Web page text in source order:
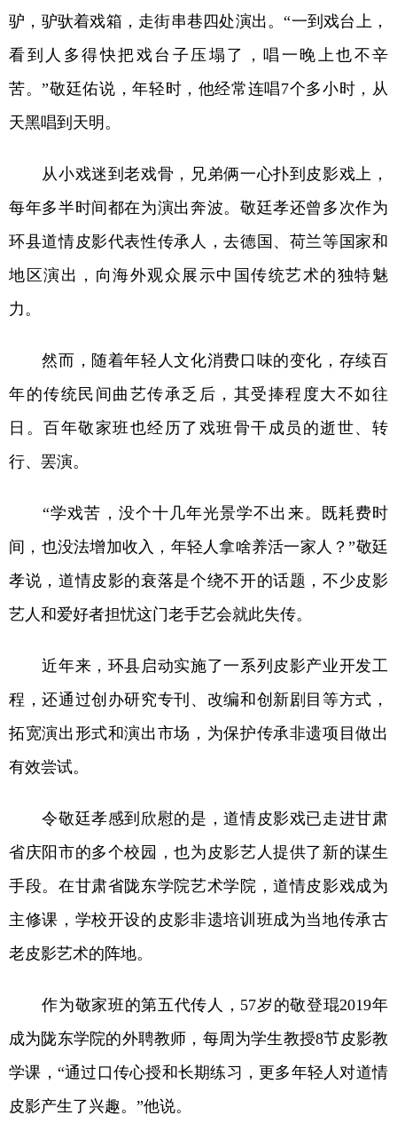
驴，驴驮着戏箱，走街串巷四处演出。“一到戏台上，
看到人多得快把戏台子压塌了，唱一晚上也不辛
苦。”敬廷佑说，年轻时，他经常连唱7个多小时，从
天黑唱到天明。
从小戏迷到老戏骨，兄弟俩一心扑到皮影戏上，
每年多半时间都在为演出奔波。敬廷孝还曾多次作为
环县道情皮影代表性传承人，去德国、荷兰等国家和
地区演出，向海外观众展示中国传统艺术的独特魅
力。
然而，随着年轻人文化消费口味的变化，存续百
年的传统民间曲艺传承乏后，其受捧程度大不如往
日。百年敬家班也经历了戏班骨干成员的逝世、转
行、罢演。
“学戏苦，没个十几年光景学不出来。既耗费时
间，也没法增加收入，年轻人拿啥养活一家人？”敬廷
孝说，道情皮影的衰落是个绕不开的话题，不少皮影
艺人和爱好者担忧这门老手艺会就此失传。
近年来，环县启动实施了一系列皮影产业开发工
程，还通过创办研究专刊、改编和创新剧目等方式，
拓宽演出形式和演出市场，为保护传承非遗项目做出
有效尝试。
令敬廷孝感到欣慰的是，道情皮影戏已走进甘肃
省庆阳市的多个校园，也为皮影艺人提供了新的谋生
手段。在甘肃省陇东学院艺术学院，道情皮影戏成为
主修课，学校开设的皮影非遗培训班成为当地传承古
老皮影艺术的阵地。
作为敬家班的第五代传人，57岁的敬登琨2019年
成为陇东学院的外聘教师，每周为学生教授8节皮影教
学课，“通过口传心授和长期练习，更多年轻人对道情
皮影产生了兴趣。”他说。